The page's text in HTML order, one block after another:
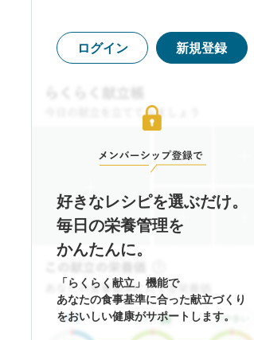
ログイン 新規登録
好きなレシピを選ぶだけ。
毎日の栄養管理を
かんたんに。
「らくらく献立」機能で
あなたの食事基準に合った献立づくり
をおいしい健康がサポートします。